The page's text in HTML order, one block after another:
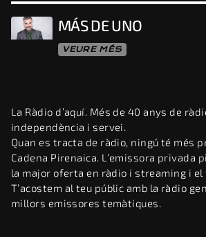
MÁS DE UNO
VEURE MÉS
La Ràdio d’aquí. Més de 40 anys de
independència i servei.
Quan es tracta de ràdio, ningú té més
Cadena Pirenaica. L’emissora privada
la major oferta en ràdio i streaming i el
T’acostem al teu públic amb la ràdio
millors emissores temàtiques.